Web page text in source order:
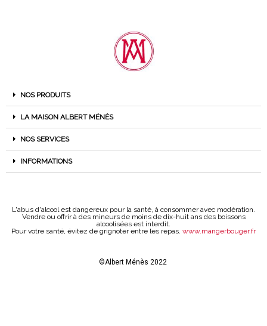
NOS PRODUITS
LA MAISON ALBERT MÉNÈS
NOS SERVICES
INFORMATIONS
L'abus d'alcool est dangereux pour la santé, à consommer avec modération.
Vendre ou offrir à des mineurs de moins de dix-huit ans des boissons
alcoolisées est interdit.
Pour votre santé, évitez de grignoter entre les repas. www.mangerbouger.fr
©Albert Ménès 2022